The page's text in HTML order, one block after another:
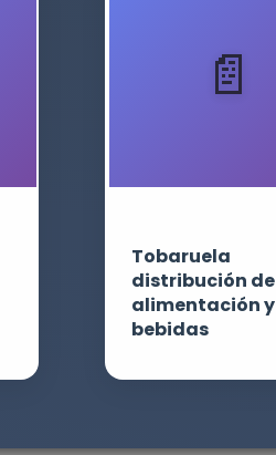
Tobaruela
distribución de
alimentación y
bebidas